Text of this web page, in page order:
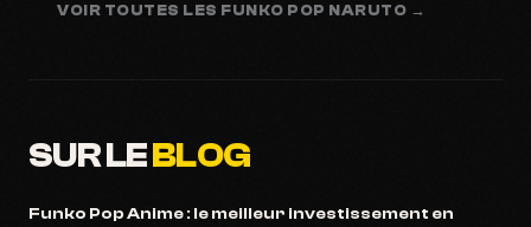
VOIR TOUTES LES FUNKO POP NARUTO →
SUR LEBLOG
Funko Pop Anime : le meilleur investissement en